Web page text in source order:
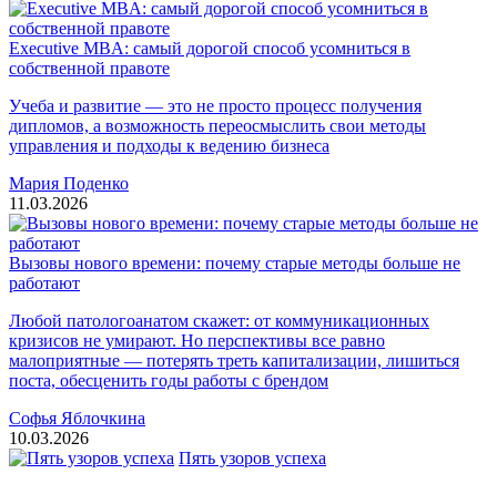
Executive MBA: самый дорогой способ усомниться в
собственной правоте
Учеба и развитие — это не просто процесс получения
дипломов, а возможность переосмыслить свои методы
управления и подходы к ведению бизнеса
Мария Поденко
11.03.2026
Вызовы нового времени: почему старые методы больше не
работают
Любой патологоанатом скажет: от коммуникационных
кризисов не умирают. Но перспективы все равно
малоприятные — потерять треть капитализации, лишиться
поста, обесценить годы работы с брендом
Софья Яблочкина
10.03.2026
Пять узоров успеха